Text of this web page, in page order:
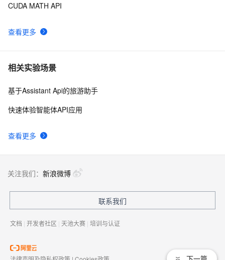
查看更多
CUDA MATH API
相关实验场景
查看更多
基于Assistant Api的旅游助手
快速体验智能体API应用
关注我们： 新浪微博
联系我们
文档 | 开发者社区 | 天池大赛 | 培训与认证